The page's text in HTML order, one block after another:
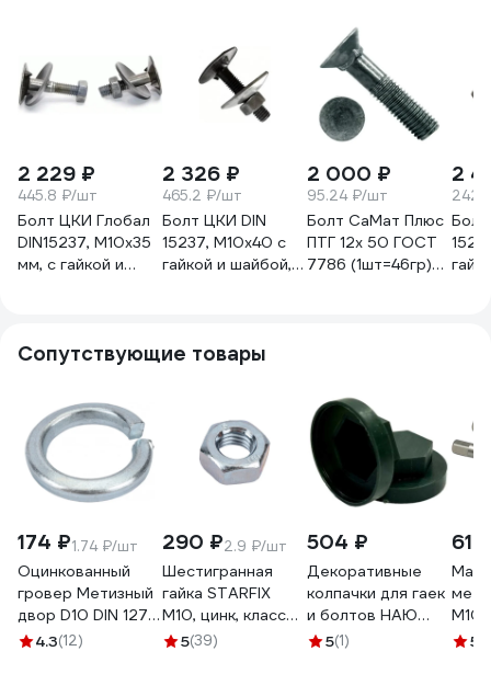
2 229 ₽
445.8 ₽/шт
Болт ЦКИ Глобал
DIN15237, М10x35
мм, с гайкой и
2 326 ₽
465.2 ₽/шт
Болт ЦКИ DIN
15237, М10x40 с
гайкой и шайбой,
2 000 ₽
95.24 ₽/шт
Болт СаМат Плюс
ПТГ 12х 50 ГОСТ
7786 (1шт=46гр)
2
Сопутствующие товары
174 ₽1.74 ₽/шт
Оцинкованный
гровер Метизный
двор D10 DIN 127,
100 шт.
4.3(12)
290 ₽2.9 ₽/шт
Шестигранная
гайка STARFIX
М10, цинк, класс
прочности 6, DIN
5(39)
504 ₽
Декоративные
колпачки для гаек
и болтов НАЮ
М10, под ключ 17,
5(1)
из5